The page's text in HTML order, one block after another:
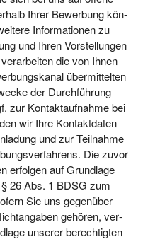
Ihrer Bewer­bung kön­
Infor­ma­tio­nen zu
und Ihren Vor­stel­lun­gen
die von Ihnen
über­mit­tel­ten
der Durch­füh­rung
zur Kon­takt­auf­nah­me bei
wir Ihre Kon­takt­da­ten
und zur Teil­nah­me
Die zuvor
erfol­gen auf Grund­la­ge
26 Abs. 1 BDSG zum
Sie uns gegen­über
gehö­ren, ver­
unse­rer berech­tig­ten